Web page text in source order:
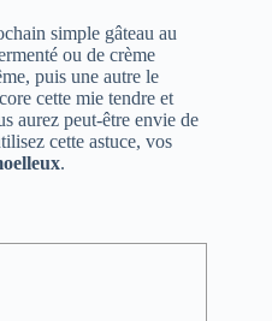
simple gâteau au
ou de crème
puis une autre le
cette mie tendre et
aurez peut-être envie de
cette astuce, vos
.